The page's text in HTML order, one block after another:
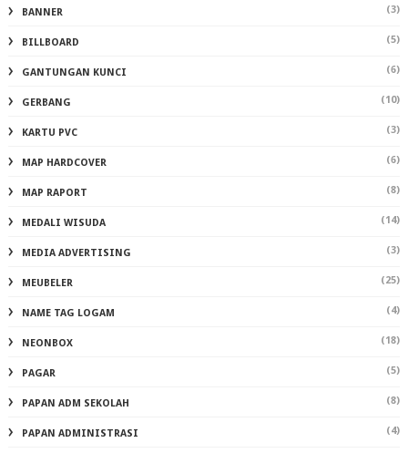
BANNER (3)
BILLBOARD (5)
GANTUNGAN KUNCI (6)
GERBANG (10)
KARTU PVC (3)
MAP HARDCOVER (6)
MAP RAPORT (8)
MEDALI WISUDA (14)
MEDIA ADVERTISING (3)
MEUBELER (25)
NAME TAG LOGAM (4)
NEONBOX (18)
PAGAR (5)
PAPAN ADM SEKOLAH (8)
PAPAN ADMINISTRASI (4)